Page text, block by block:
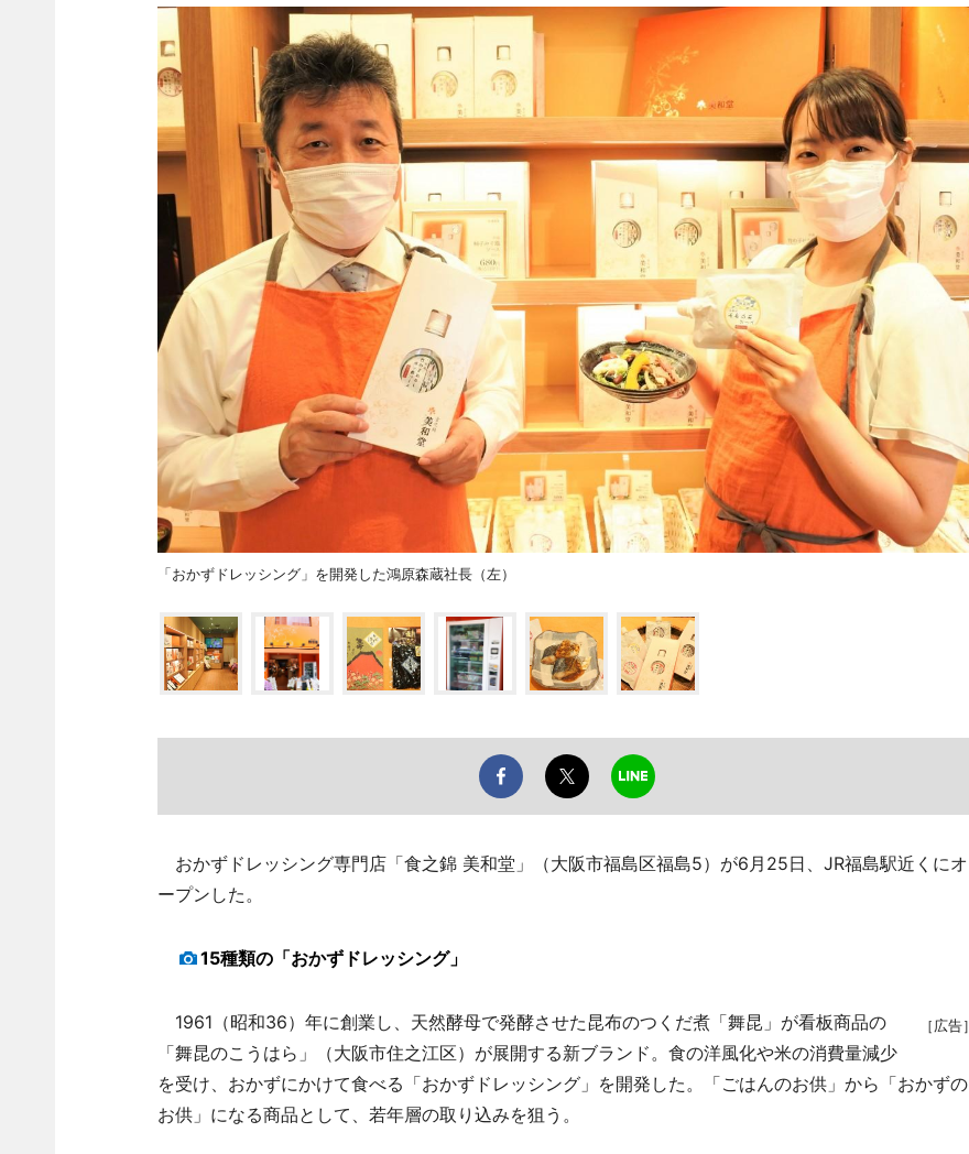
「おかずドレッシング」を開発した鴻原森蔵社長（左）
おかずドレッシング専門店「食之錦 美和堂」（大阪市福島区福島5）が6月25日、JR福島駅近くにオ
ープンした。
15種類の「おかずドレッシング」
［広告］
1961（昭和36）年に創業し、天然酵母で発酵させた昆布のつくだ煮「舞昆」が看板商品の
「舞昆のこうはら」（大阪市住之江区）が展開する新ブランド。食の洋風化や米の消費量減少
を受け、おかずにかけて食べる「おかずドレッシング」を開発した。「ごはんのお供」から「おかずの
お供」になる商品として、若年層の取り込みを狙う。